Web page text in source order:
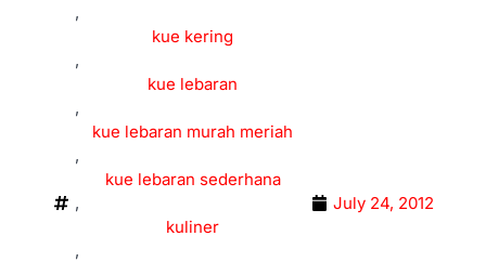
,
kue kering
,
kue lebaran
,
kue lebaran murah meriah
,
kue lebaran sederhana
,
kuliner
,
July 24, 2012